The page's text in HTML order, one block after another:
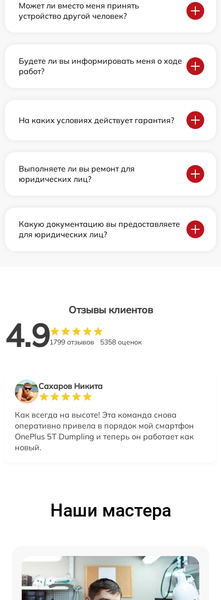
Может ли вместо меня принять
устройство другой человек?
Будете ли вы информировать меня о ходе
работ?
На каких условиях действует гарантия?
Выполняете ли вы ремонт для
юридических лиц?
Какую документацию вы предоставляете
для юридических лиц?
Отзывы клиентов
4.91799 отзывов 5358 оценок
Сахаров Никита
Как всегда на высоте! Эта команда снова
оперативно привела в порядок мой смартфон
OnePlus 5T Dumpling и теперь он работает как
новый.
Наши мастера